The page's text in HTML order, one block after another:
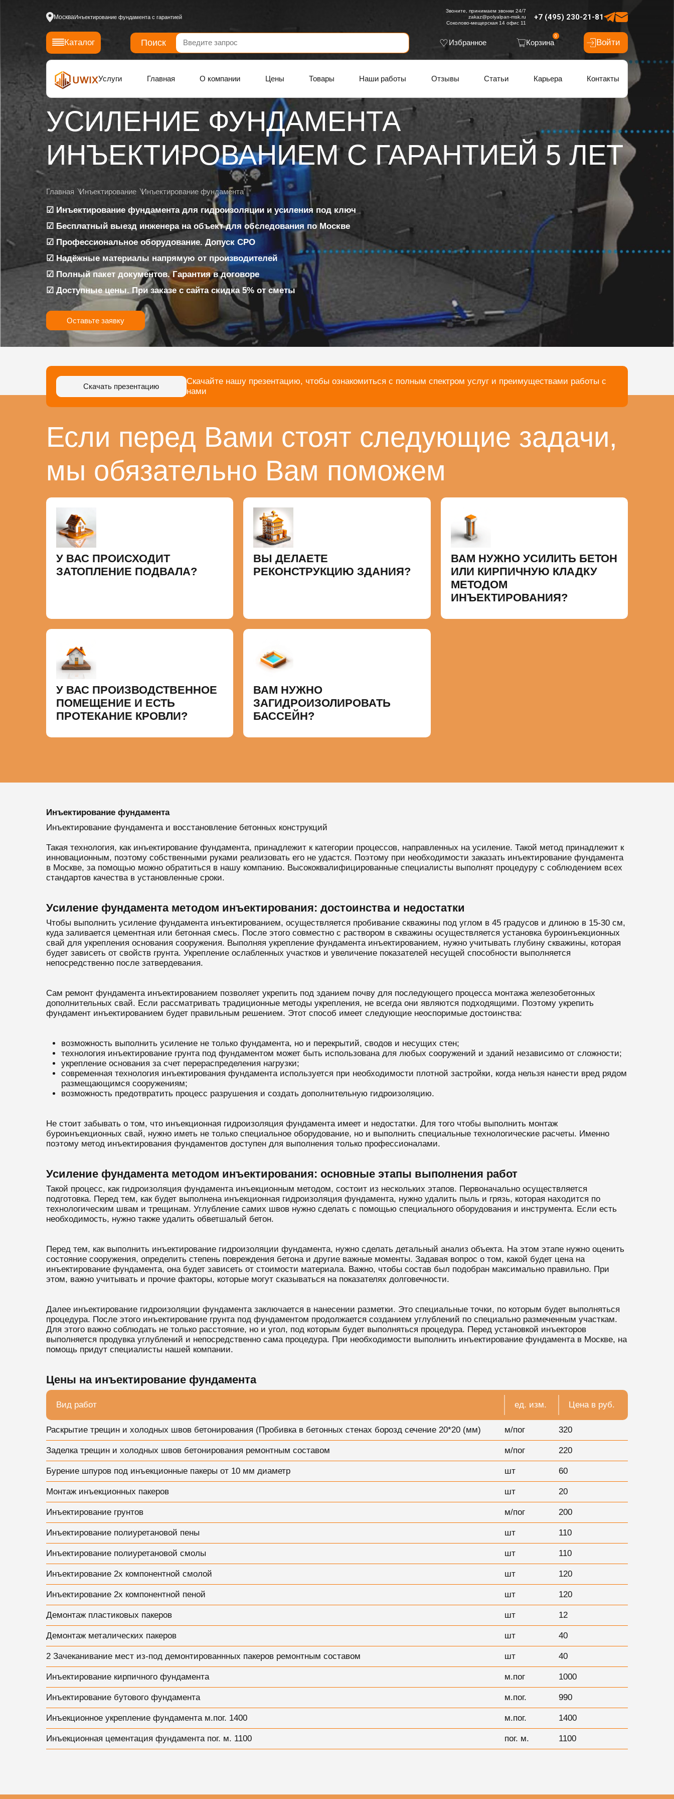
МоскваИнъектирование фундамента с гарантией +7 (495) 230-21-81
Звоните, принимаем звонки 24/7
zakaz@polyalpan-msk.ru
Соколово-мещерская 14 офис 11
Каталог Поиск Избранное Корзина
0
Войти
Услуги Главная О компании Цены Товары Наши работы Отзывы Статьи Карьера Контакты
УСИЛЕНИЕ ФУНДАМЕНТА
ИНЪЕКТИРОВАНИЕМ C ГАРАНТИЕЙ 5 ЛЕТ
Главная Инъектирование Инъектирование фундамента
☑ Инъектирование фундамента для гидроизоляции и усиления под ключ
☑ Бесплатный выезд инженера на объект для обследования по Москве
☑ Профессиональное оборудование. Допуск СРО
☑ Надёжные материалы напрямую от производителей
☑ Полный пакет документов. Гарантия в договоре
☑ Доступные цены. При заказе с сайта скидка 5% от сметы
Оставьте заявку
Скачать презентацию
Скачайте нашу презентацию, чтобы ознакомиться с полным спектром услуг и преимуществами работы с
нами
Если перед Вами стоят следующие задачи,
мы обязательно Вам поможем
У ВАС ПРОИСХОДИТ
ЗАТОПЛЕНИЕ ПОДВАЛА?
ВЫ ДЕЛАЕТЕ
РЕКОНСТРУКЦИЮ ЗДАНИЯ?
ВАМ НУЖНО УСИЛИТЬ БЕТОН
ИЛИ КИРПИЧНУЮ КЛАДКУ
МЕТОДОМ
ИНЪЕКТИРОВАНИЯ?
У ВАС ПРОИЗВОДСТВЕННОЕ
ПОМЕЩЕНИЕ И ЕСТЬ
ПРОТЕКАНИЕ КРОВЛИ?
ВАМ НУЖНО
ЗАГИДРОИЗОЛИРОВАТЬ
БАССЕЙН?
Инъектирование фундамента
Инъектирование фундамента и восстановление бетонных конструкций
Такая технология, как инъектирование фундамента, принадлежит к категории процессов, направленных на усиление. Такой метод принадлежит к
инновационным, поэтому собственными руками реализовать его не удастся. Поэтому при необходимости заказать инъектирование фундамента
в Москве, за помощью можно обратиться в нашу компанию. Высококвалифицированные специалисты выполнят процедуру с соблюдением всех
стандартов качества в установленные сроки.
Усиление фундамента методом инъектирования: достоинства и недостатки
Чтобы выполнить усиление фундамента инъектированием, осуществляется пробивание скважины под углом в 45 градусов и длиною в 15-30 см,
куда заливается цементная или бетонная смесь. После этого совместно с раствором в скважины осуществляется установка буроинъекционных
свай для укрепления основания сооружения. Выполняя укрепление фундамента инъектированием, нужно учитывать глубину скважины, которая
будет зависеть от свойств грунта. Укрепление ослабленных участков и увеличение показателей несущей способности выполняется
непосредственно после затвердевания.
Сам ремонт фундамента инъектированием позволяет укрепить под зданием почву для последующего процесса монтажа железобетонных
дополнительных свай. Если рассматривать традиционные методы укрепления, не всегда они являются подходящими. Поэтому укрепить
фундамент инъектированием будет правильным решением. Этот способ имеет следующие неоспоримые достоинства:
возможность выполнить усиление не только фундамента, но и перекрытий, сводов и несущих стен;
технология инъектирование грунта под фундаментом может быть использована для любых сооружений и зданий независимо от сложности;
укрепление основания за счет перераспределения нагрузки;
современная технология инъектирования фундамента используется при необходимости плотной застройки, когда нельзя нанести вред рядом
размещающимся сооружениям;
возможность предотвратить процесс разрушения и создать дополнительную гидроизоляцию.
Не стоит забывать о том, что инъекционная гидроизоляция фундамента имеет и недостатки. Для того чтобы выполнить монтаж
буроинъекционных свай, нужно иметь не только специальное оборудование, но и выполнить специальные технологические расчеты. Именно
поэтому метод инъектирования фундаментов доступен для выполнения только профессионалами.
Усиление фундамента методом инъектирования: основные этапы выполнения работ
Такой процесс, как гидроизоляция фундамента инъекционным методом, состоит из нескольких этапов. Первоначально осуществляется
подготовка. Перед тем, как будет выполнена инъекционная гидроизоляция фундамента, нужно удалить пыль и грязь, которая находится по
технологическим швам и трещинам. Углубление самих швов нужно сделать с помощью специального оборудования и инструмента. Если есть
необходимость, нужно также удалить обветшалый бетон.
Перед тем, как выполнить инъектирование гидроизоляции фундамента, нужно сделать детальный анализ объекта. На этом этапе нужно оценить
состояние сооружения, определить степень повреждения бетона и другие важные моменты. Задавая вопрос о том, какой будет цена на
инъектирование фундамента, она будет зависеть от стоимости материала. Важно, чтобы состав был подобран максимально правильно. При
этом, важно учитывать и прочие факторы, которые могут сказываться на показателях долговечности.
Далее инъектирование гидроизоляции фундамента заключается в нанесении разметки. Это специальные точки, по которым будет выполняться
процедура. После этого инъектирование грунта под фундаментом продолжается созданием углублений по специально размеченным участкам.
Для этого важно соблюдать не только расстояние, но и угол, под которым будет выполняться процедура. Перед установкой инъекторов
выполняется продувка углублений и непосредственно сама процедура. При необходимости выполнить инъектирование фундамента в Москве, на
помощь придут специалисты нашей компании.
Цены на инъектирование фундамента
Вид работ ед. изм. Цена в руб.
Раскрытие трещин и холодных швов бетонирования (Пробивка в бетонных стенах борозд сечение 20*20 (мм) м/пог 320
Заделка трещин и холодных швов бетонирования ремонтным составом м/пог 220
Бурение шпуров под инъекционные пакеры от 10 мм диаметр шт 60
Монтаж инъекционных пакеров шт 20
Инъектирование грунтов м/пог 200
Инъектирование полиуретановой пены шт 110
Инъектирование полиуретановой смолы шт 110
Инъектирование 2х компонентной смолой шт 120
Инъектирование 2х компонентной пеной шт 120
Демонтаж пластиковых пакеров шт 12
Демонтаж металических пакеров шт 40
2 Зачеканивание мест из-под демонтированнных пакеров ремонтным составом шт 40
Инъектирование кирпичного фундамента м.пог 1000
Инъектирование бутового фундамента м.пог. 990
Инъекционное укрепление фундамента м.пог. 1400 м.пог. 1400
Инъекционная цементация фундамента пог. м. 1100 пог. м. 1100